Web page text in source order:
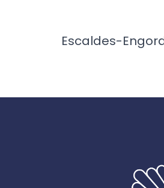
Escaldes-